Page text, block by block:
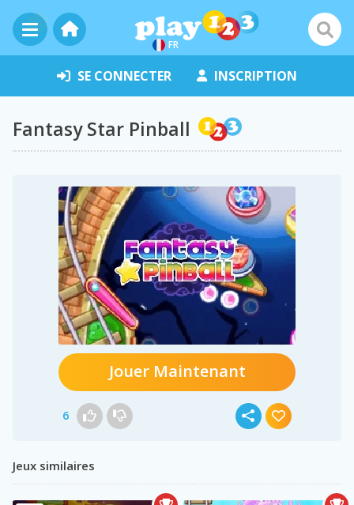
FR
SE CONNECTER INSCRIPTION
Fantasy Star Pinball
Jouer Maintenant
6
Jeux similaires